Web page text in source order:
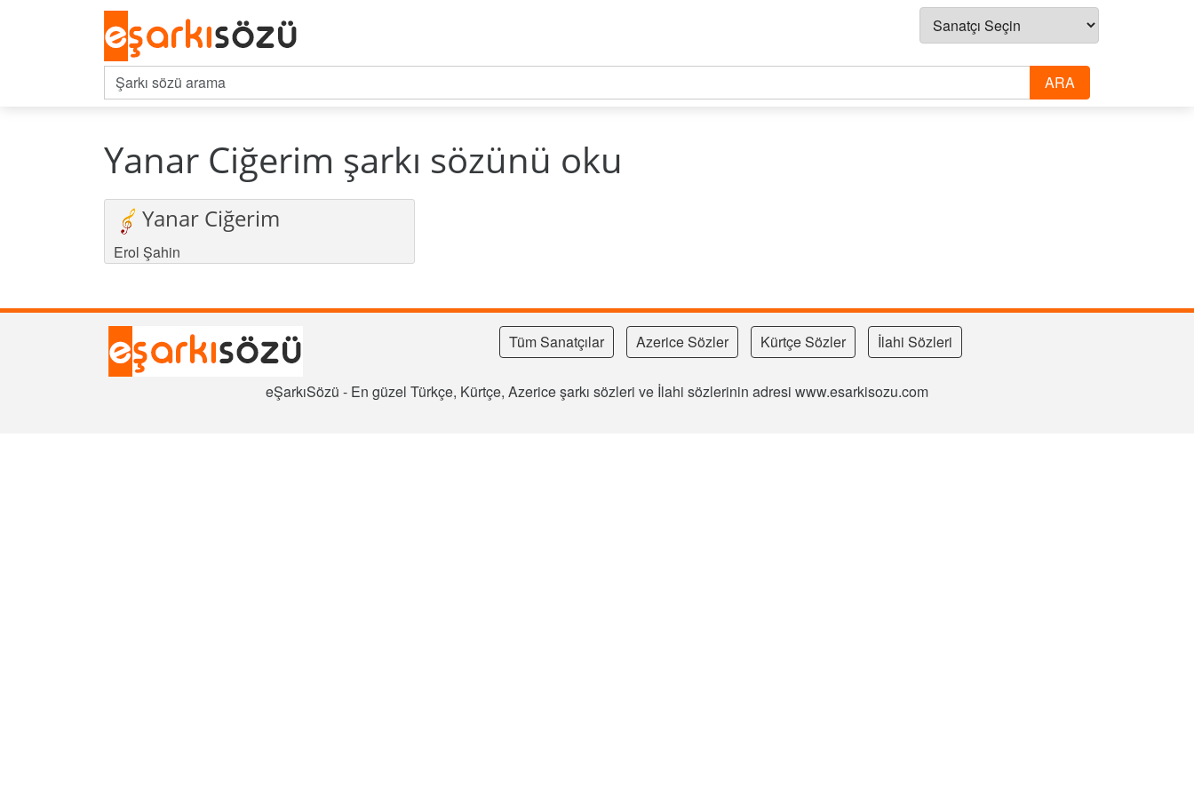
Yanar Ciğerim şarkı sözünü oku
Yanar Ciğerim
Erol Şahin
Tüm Sanatçılar Azerice Sözler Kürtçe Sözler İlahi Sözleri
eŞarkıSözü - En güzel Türkçe, Kürtçe, Azerice şarkı sözleri ve İlahi sözlerinin adresi www.esarkisozu.com